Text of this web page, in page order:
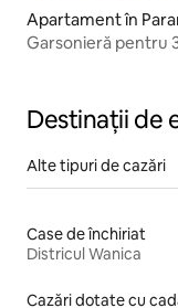
Apartament în
Garsonieră pentru
Destinații de
Alte tipuri de cazări
Case de închiriat
Districul Wanica